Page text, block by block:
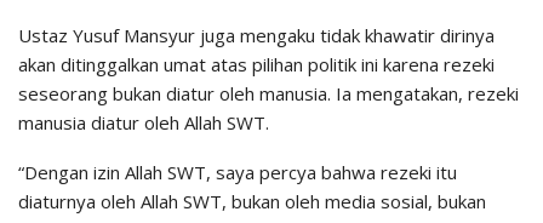
Ustaz Yusuf Mansyur juga mengaku tidak khawatir dirinya
akan ditinggalkan umat atas pilihan politik ini karena rezeki
seseorang bukan diatur oleh manusia. Ia mengatakan, rezeki
manusia diatur oleh Allah SWT.
“Dengan izin Allah SWT, saya percya bahwa rezeki itu
diaturnya oleh Allah SWT, bukan oleh media sosial, bukan